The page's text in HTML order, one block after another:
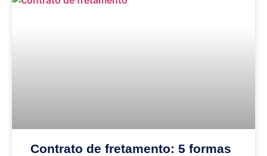
Contrato de fretamento: 5 formas